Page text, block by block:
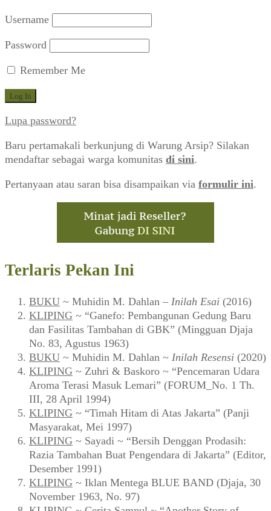
Username
Password
Remember Me
Lupa password?
Baru pertamakali berkunjung di Warung Arsip? Silakan
mendaftar sebagai warga komunitas di sini.
Pertanyaan atau saran bisa disampaikan via formulir ini.
Terlaris Pekan Ini
BUKU ~ Muhidin M. Dahlan – Inilah Esai (2016)
KLIPING ~ “Ganefo: Pembangunan Gedung Baru
dan Fasilitas Tambahan di GBK” (Mingguan Djaja
No. 83, Agustus 1963)
BUKU ~ Muhidin M. Dahlan ~ Inilah Resensi (2020)
KLIPING ~ Zuhri & Baskoro ~ “Pencemaran Udara
Aroma Terasi Masuk Lemari” (FORUM_No. 1 Th.
III, 28 April 1994)
KLIPING ~ “Timah Hitam di Atas Jakarta” (Panji
Masyarakat, Mei 1997)
KLIPING ~ Sayadi ~ “Bersih Denggan Prodasih:
Razia Tambahan Buat Pengendara di Jakarta” (Editor,
Desember 1991)
KLIPING ~ Iklan Mentega BLUE BAND (Djaja, 30
November 1963, No. 97)